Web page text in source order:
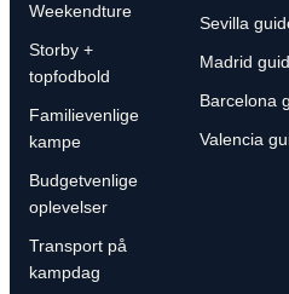
Weekendture
Storby +
topfodbold
Familievenlige
kampe
Budgetvenlige
oplevelser
Transport på
kampdag
Sevilla
Madrid
Barcelona
Valencia